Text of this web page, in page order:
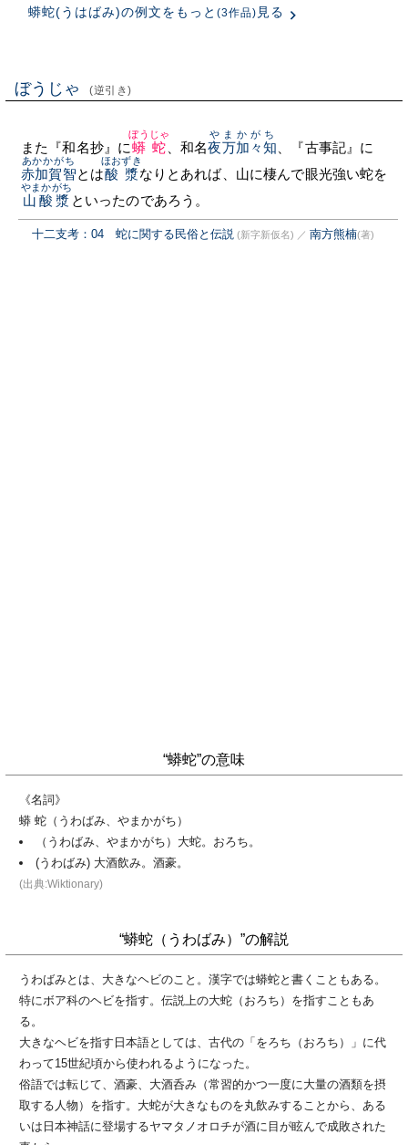
蟒蛇(うはばみ)の例文をもっと (3作品) 見る
ぼうじゃ (逆引き)
また『和名抄』に蟒蛇
ぼうじゃ
、和名夜万加々知
やまかがち
、『古事記』に
赤加賀智
あかかがち
とは酸漿
ほおずき
なりとあれば、山に棲んで眼光強い蛇を
山酸漿
やまかがち
といったのであろう。
十二支考：04 蛇に関する民俗と伝説 (新字新仮名) ／ 南方熊楠(著)
“蟒蛇”の意味
《名詞》
蟒 蛇（うわばみ、やまかがち）
（うわばみ、やまかがち）大蛇。おろち。
(うわばみ) 大酒飲み。酒豪。
(出典:Wiktionary)
“蟒蛇（うわばみ）”の解説
うわばみとは、大きなヘビのこと。漢字では蟒蛇と書くこともある。
特にボア科のヘビを指す。伝説上の大蛇（おろち）を指すこともあ
る。
大きなヘビを指す日本語としては、古代の「をろち（おろち）」に代
わって15世紀頃から使われるようになった。
俗語では転じて、酒豪、大酒呑み（常習的かつ一度に大量の酒類を摂
取する人物）を指す。大蛇が大きなものを丸飲みすることから、ある
いは日本神話に登場するヤマタノオロチが酒に目が眩んで成敗された